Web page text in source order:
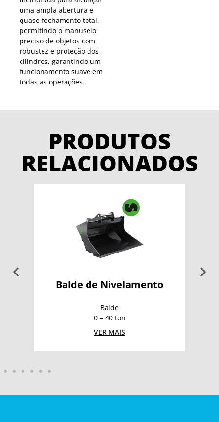
uma ampla abertura e
quase fechamento total,
permitindo o manuseio
preciso de objetos com
robustez e proteção dos
cilindros, garantindo um
funcionamento suave em
todas as operações.
PRODUTOS
RELACIONADOS
Balde de Nivelamento
Balde
0 – 40 ton
VER MAIS